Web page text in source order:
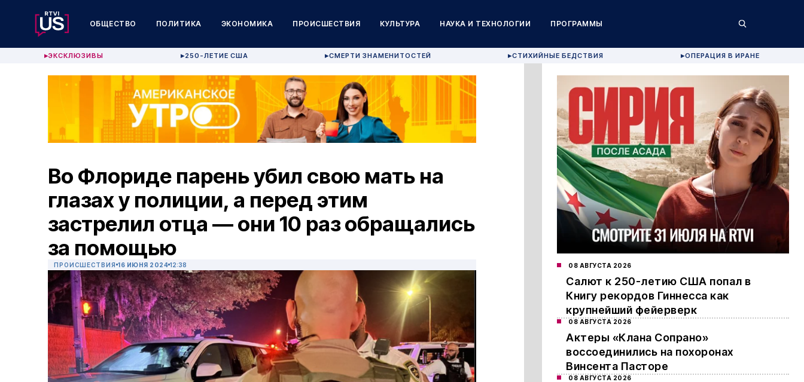
ОБЩЕСТВО ПОЛИТИКА ЭКОНОМИКА ПРОИСШЕСТВИЯ КУЛЬТУРА НАУКА И ТЕХНОЛОГИИ ПРОГРАММЫ
▶ЭКСКЛЮЗИВЫ ▶250-ЛЕТИЕ США ▶СМЕРТИ ЗНАМЕНИТОСТЕЙ ▶СТИХИЙНЫЕ БЕДСТВИЯ ▶ОПЕРАЦИЯ В ИРАНЕ
Во Флориде парень убил свою мать на
глазах у полиции, а перед этим
застрелил отца — они 10 раз обращались
за помощью
ПРОИСШЕСТВИЯ 16 ИЮНЯ 2024 12:38 08 АВГУСТА 2026
Салют к 250-летию США попал в
Книгу рекордов Гиннесса как
крупнейший фейерверк
08 АВГУСТА 2026
Актеры «Клана Сопрано»
воссоединились на похоронах
Винсента Пасторе
08 АВГУСТА 2026